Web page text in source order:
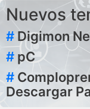
Nuevos
# Digimon
# pC
#
Descargar